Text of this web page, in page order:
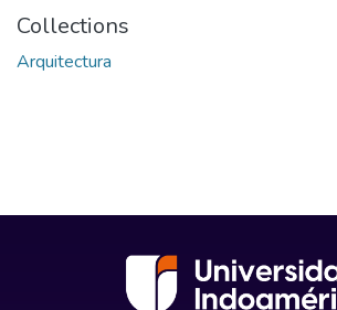
Collections
Arquitectura